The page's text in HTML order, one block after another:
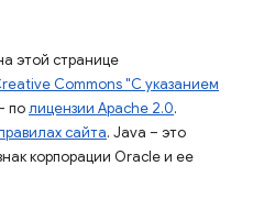
этой странице
Commons "С указанием
полицензии Apache 2.0.
сайта. Java – это
корпорации Oracle и ее